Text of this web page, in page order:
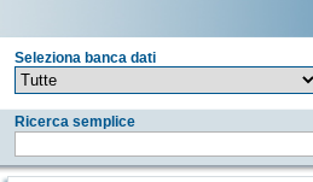
Seleziona banca dati
Ricerca semplice